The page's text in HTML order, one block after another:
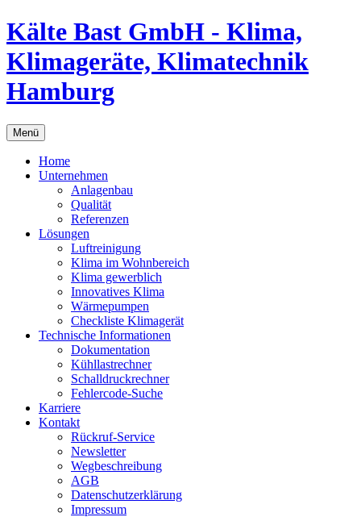
Kälte Bast GmbH - Klima,
Klimageräte, Klimatechnik
Hamburg
Menü
Home
Unternehmen
Anlagenbau
Qualität
Referenzen
Lösungen
Luftreinigung
Klima im Wohnbereich
Klima gewerblich
Innovatives Klima
Wärmepumpen
Checkliste Klimagerät
Technische Informationen
Dokumentation
Kühllastrechner
Schalldruckrechner
Fehlercode-Suche
Karriere
Kontakt
Rückruf-Service
Newsletter
Wegbeschreibung
AGB
Datenschutzerklärung
Impressum